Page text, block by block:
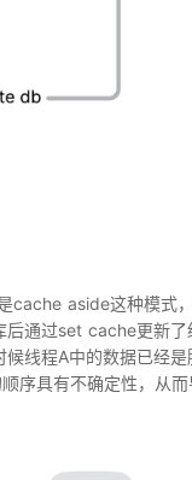
cache aside这种模式
通过set cache更新了
线程A中的数据已经是
序具有不确定性，从